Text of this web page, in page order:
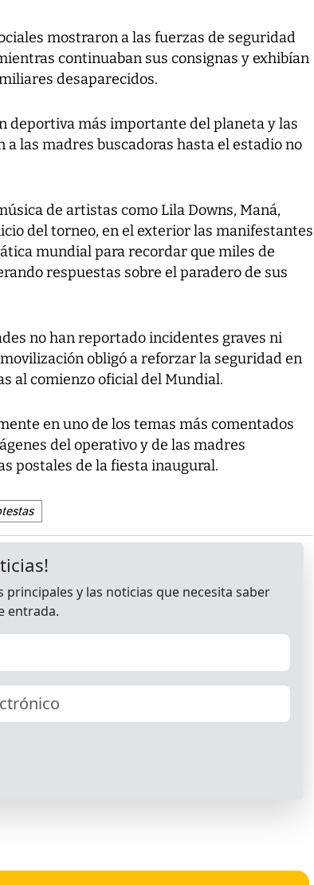
mostraron a las fuerzas de seguridad
continuaban sus consignas y exhibían
desaparecidos.
deportiva más importante del planeta y las
a las madres buscadoras hasta el estadio no
de artistas como Lila Downs, Maná,
del torneo, en el exterior las manifestantes
mundial para recordar que miles de
respuestas sobre el paradero de sus
no han reportado incidentes graves ni
obligó a reforzar la seguridad en
al comienzo oficial del Mundial.
en uno de los temas más comentados
del operativo y de las madres
postales de la fiesta inaugural.